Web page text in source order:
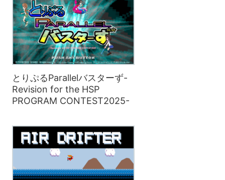
とりぷるParallelバスターず-
Revision for the HSP
PROGRAM CONTEST2025-